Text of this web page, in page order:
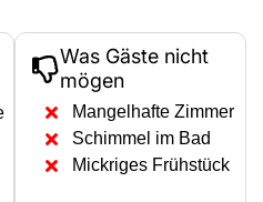
Was Gäste nicht
mögen
Mangelhafte Zimmer
Schimmel im Bad
Mickriges Frühstück